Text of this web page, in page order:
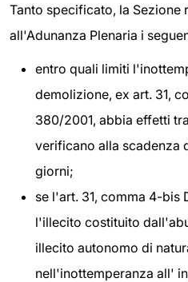
Tanto specificato, la Sezione
all'Adunanza Plenaria i
entro quali limiti
demolizione, ex art. 31,
380/2001, abbia effetti
verificano alla scadenza
giorni;
se l'art. 31, comma 4-bis
l'illecito costituito
illecito autonomo di
nell'inottemperanza all'